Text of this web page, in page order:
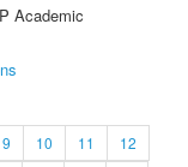
Academic
9 10 11
12